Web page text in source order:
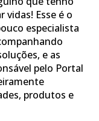
vidas! Esse é o
especialista
e as
pelo Portal
produtos e